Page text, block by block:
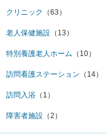
クリニック （63）
老人保健施設 （13）
特別養護老人ホーム （10）
訪問看護ステーション （14）
訪問入浴 （1）
障害者施設 （2）